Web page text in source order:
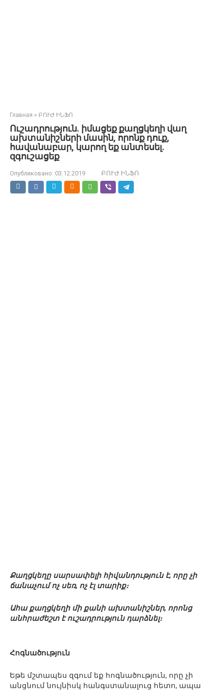
Главная » ԲՈՒԺ ԻՆՖՈ
Ուշադրություն. իմացեք քաղցկեղի վաղ
ախտանիշների մասին, որոնք դուք,
հավանաբար, կարող եք անտեսել.
զգուշացեք
Опубликовано: 03.12.2019 ԲՈՒԺ ԻՆՖՈ
Քաղցկեղը սարսափելի հիվանդություն է, որը չի
ճանաչում ոչ սեռ, ոչ էլ տարիք։
Ահա քաղցկեղի մի քանի ախտանիշներ, որոնց
անհրաժեշտ է ուշադրություն դարձնել։
Հոգնածություն
Եթե մշտապես զգում եք հոգնածություն, որը չի
անցնում նույնիսկ հանգստանալուց հետո, ապա